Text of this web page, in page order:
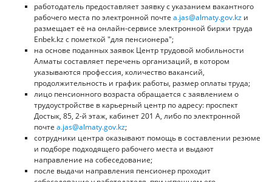
работодатель предоставляет заявку с указанием вакантного
рабочего места по электронной почте a.jas@almaty.gov.kz и
размещает её на онлайн-сервисе электронной биржи труда
Enbek.kz с пометкой "для пенсионера";
на основе поданных заявок Центр трудовой мобильности
Алматы составляет перечень организаций, в котором
указываются профессия, количество вакансий,
продолжительность и график работы, размер оплаты труда;
лицо пенсионного возраста обращается с заявлением о
трудоустройстве в карьерный центр по адресу: проспект
Достык, 85, 2-й этаж, кабинет 201 А, либо по электронной
почте a.jas@almaty.gov.kz;
сотрудники центра оказывают помощь в составлении резюме
и подборе подходящего рабочего места и выдают
направление на собеседование;
после выдачи направления пенсионер проходит